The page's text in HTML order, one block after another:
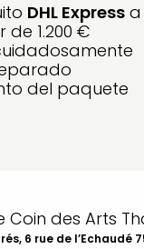
DHL Express a
de 1.200 €
del paquete
Coin des Arts
6 rue de l’Echaudé